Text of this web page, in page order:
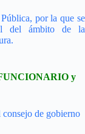
por la que se
del ámbito de la
y
de gobierno